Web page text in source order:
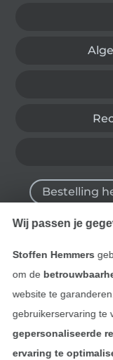
Bestelling
Wij passen je
Stoffen Hemmers
om de
website te
gebruikerservaring te
gepersonaliseerde
ervaring te